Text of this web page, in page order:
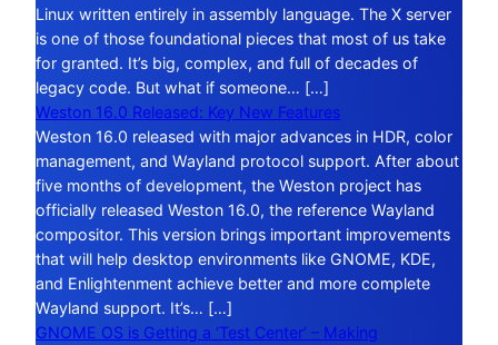
Linux written entirely in assembly language. The X server
is one of those foundational pieces that most of us take
for granted. It’s big, complex, and full of decades of
legacy code. But what if someone… […]
Weston 16.0 Released: Key New Features
Weston 16.0 released with major advances in HDR, color
management, and Wayland protocol support. After about
five months of development, the Weston project has
officially released Weston 16.0, the reference Wayland
compositor. This version brings important improvements
that will help desktop environments like GNOME, KDE,
and Enlightenment achieve better and more complete
Wayland support. It’s… […]
GNOME OS is Getting a ‘Test Center’ – Making